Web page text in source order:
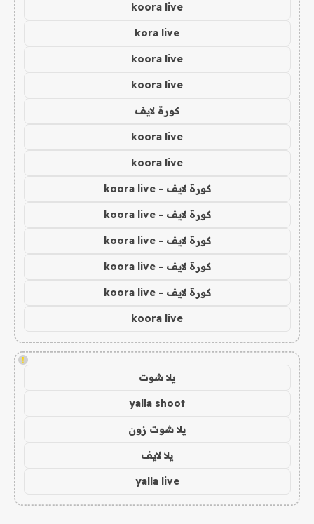
koora live
kora live
koora live
koora live
كورة لايف
koora live
koora live
كورة لايف - koora live
كورة لايف - koora live
كورة لايف - koora live
كورة لايف - koora live
كورة لايف - koora live
koora live
!
يلا شوت
yalla shoot
يلا شوت زون
يلا لايف
yalla live